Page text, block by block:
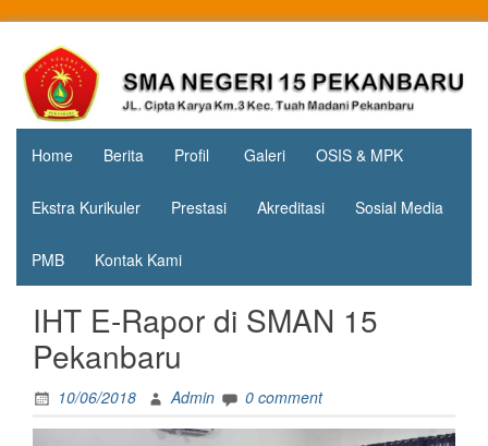
contentSMA
Negeri 15
Pekanbaru
Jl. Cipta
Karya
KM.3, Kec.
Tuah
Madani,
Home Berita Profil Galeri OSIS & MPK
Ekstra Kurikuler Prestasi Akreditasi Sosial Media
PMB Kontak Kami
IHT E-Rapor di SMAN 15
Pekanbaru
10/06/2018 Admin 0 comment